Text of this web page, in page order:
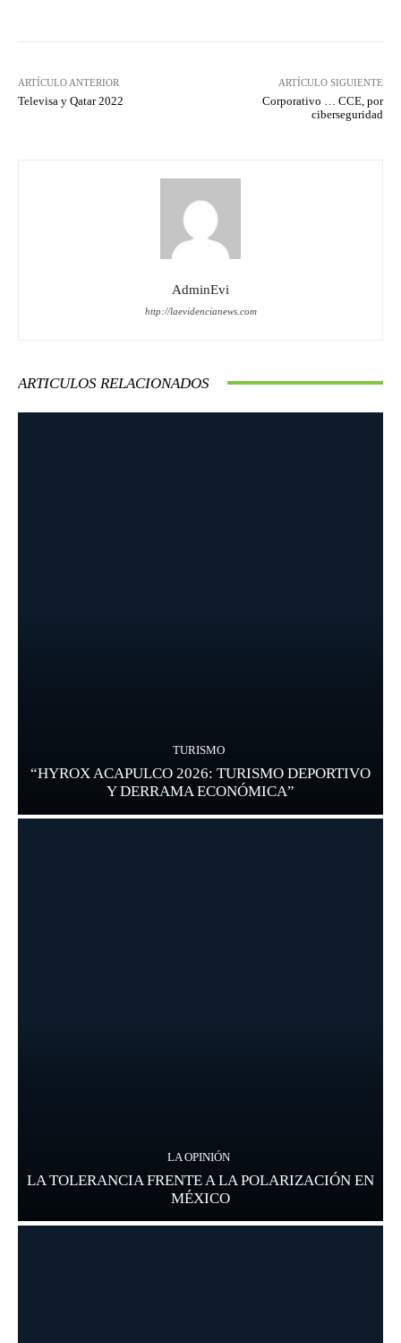
ARTÍCULO ANTERIOR
Televisa y Qatar 2022
ARTÍCULO SIGUIENTE
Corporativo … CCE, por
ciberseguridad
AdminEvi
http://laevidencianews.com
ARTICULOS RELACIONADOS
TURISMO
“HYROX ACAPULCO 2026: TURISMO DEPORTIVO
Y DERRAMA ECONÓMICA”
LA OPINIÓN
LA TOLERANCIA FRENTE A LA POLARIZACIÓN EN
MÉXICO